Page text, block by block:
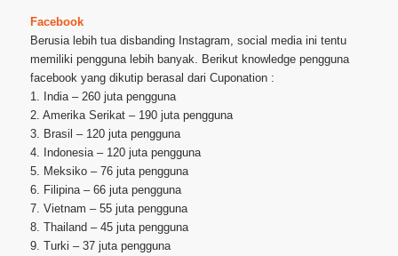
Facebook
Berusia lebih tua disbanding Instagram, social media ini tentu
memiliki pengguna lebih banyak. Berikut knowledge pengguna
facebook yang dikutip berasal dari Cuponation :
1. India – 260 juta pengguna
2. Amerika Serikat – 190 juta pengguna
3. Brasil – 120 juta pengguna
4. Indonesia – 120 juta pengguna
5. Meksiko – 76 juta pengguna
6. Filipina – 66 juta pengguna
7. Vietnam – 55 juta pengguna
8. Thailand – 45 juta pengguna
9. Turki – 37 juta pengguna